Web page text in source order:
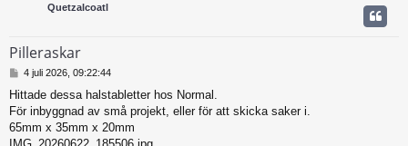
Quetzalcoatl
Pilleraskar
l
ä
g
g
4 juli 2026, 09:22:44
Hittade dessa halstabletter hos Normal.
För inbyggnad av små projekt, eller för att skicka saker i.
65mm x 35mm x 20mm